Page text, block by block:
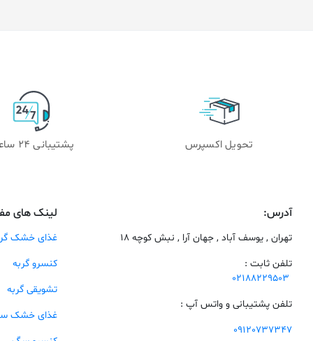
تحویل اکسپرس پشتیبانی 24 ساعته
آدرس:
تهران , یوسف آباد , جهان آرا , نبش کوچه 18
تلفن ثابت :
02188229503
تلفن پشتیبانی و واتس آپ :
09120737347
لینک های
غذای خشک
کنسرو گربه
تشویقی گربه
غذای خشک